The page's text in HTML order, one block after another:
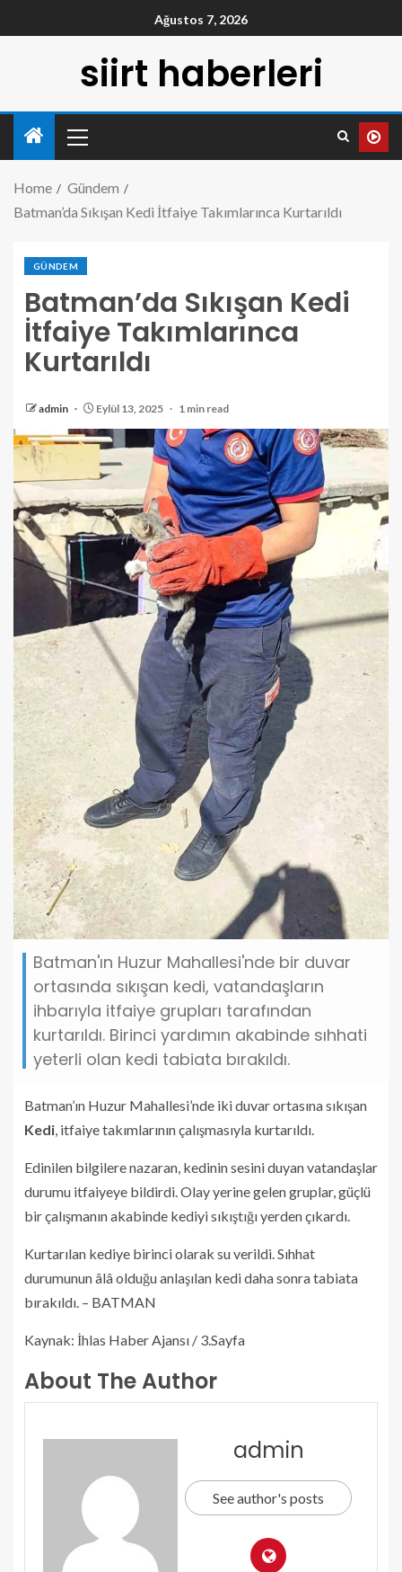
Ağustos 7, 2026
siirt haberleri
Home
Gündem
Batman’da Sıkışan Kedi İtfaiye Takımlarınca Kurtarıldı
GÜNDEM
Batman’da Sıkışan Kedi
İtfaiye Takımlarınca
Kurtarıldı
admin Eylül 13, 2025 1 min read
Batman'ın Huzur Mahallesi'nde bir duvar
ortasında sıkışan kedi, vatandaşların
ihbarıyla itfaiye grupları tarafından
kurtarıldı. Birinci yardımın akabinde sıhhati
yeterli olan kedi tabiata bırakıldı.
Batman’ın Huzur Mahallesi’nde iki duvar ortasına sıkışan
Kedi , itfaiye takımlarının çalışmasıyla kurtarıldı.
Edinilen bilgilere nazaran, kedinin sesini duyan vatandaşlar
durumu itfaiyeye bildirdi. Olay yerine gelen gruplar, güçlü
bir çalışmanın akabinde kediyi sıkıştığı yerden çıkardı.
Kurtarılan kediye birinci olarak su verildi. Sıhhat
durumunun âlâ olduğu anlaşılan kedi daha sonra tabiata
bırakıldı. – BATMAN
Kaynak: İhlas Haber Ajansı / 3.Sayfa
About The Author
admin
See author's posts